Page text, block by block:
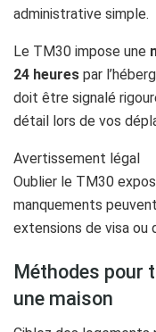
administrative simple.
Le TM30 impose une
24 heures par
doit être signalé
détail lors de vos
Avertissement légal
Oublier le TM30
manquements
extensions de visa ou
Méthodes pour
une maison